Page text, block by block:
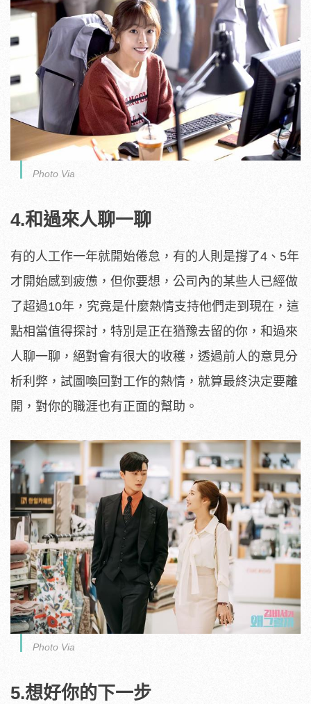
Photo Via
4.和過來人聊一聊
有的人工作一年就開始倦怠，有的人則是撐了4、5年
才開始感到疲憊，但你要想，公司內的某些人已經做
了超過10年，究竟是什麼熱情支持他們走到現在，這
點相當值得探討，特別是正在猶豫去留的你，和過來
人聊一聊，絕對會有很大的收穫，透過前人的意見分
析利弊，試圖喚回對工作的熱情，就算最終決定要離
開，對你的職涯也有正面的幫助。
Photo Via
5.想好你的下一步